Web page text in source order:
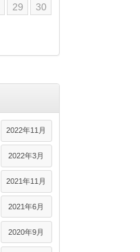
29
30
2022年11月
2022年3月
2021年11月
2021年6月
2020年9月